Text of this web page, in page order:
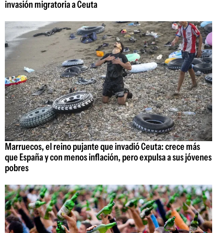
invasión migratoria a Ceuta
Marruecos, el reino pujante que invadió Ceuta: crece más
que España y con menos inflación, pero expulsa a sus jóvenes
pobres